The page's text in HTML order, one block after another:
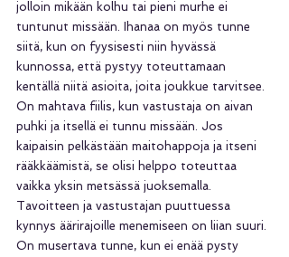
jolloin mikään kolhu tai pieni murhe ei
tuntunut missään. Ihanaa on myös tunne
siitä, kun on fyysisesti niin hyvässä
kunnossa, että pystyy toteuttamaan
kentällä niitä asioita, joita joukkue tarvitsee.
On mahtava fiilis, kun vastustaja on aivan
puhki ja itsellä ei tunnu missään. Jos
kaipaisin pelkästään maitohappoja ja itseni
rääkkäämistä, se olisi helppo toteuttaa
vaikka yksin metsässä juoksemalla.
Tavoitteen ja vastustajan puuttuessa
kynnys äärirajoille menemiseen on liian suuri.
On musertava tunne, kun ei enää pysty